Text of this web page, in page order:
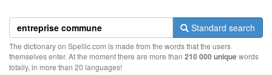
Standard search
The dictionary on Spellic.com is made from the words that the users
themselves enter. At the moment there are more than 210 000 uniquewords
totally, in more than 20 languages!